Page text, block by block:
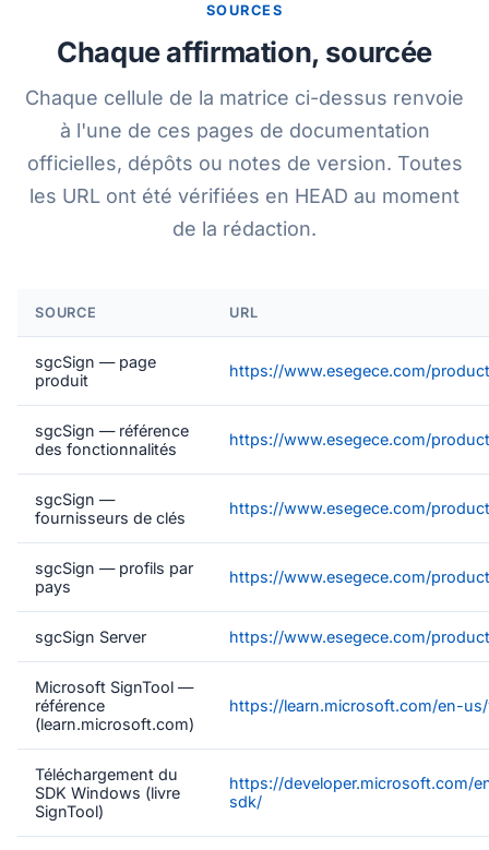
SOURCES
Chaque affirmation, sourcée
Chaque cellule de la matrice ci-dessus renvoie
à l'une de ces pages de documentation
officielles, dépôts ou notes de version. Toutes
les URL ont été vérifiées en HEAD au moment
de la rédaction.
SOURCE URL
sgcSign — page
produit
https://www.esegece.com/
sgcSign — référence
des fonctionnalités
https://www.esegece.com/
sgcSign —
fournisseurs de clés
https://www.esegece.com/
sgcSign — profils par
pays
https://www.esegece.com/
sgcSign Server https://www.esegece.com/
Microsoft SignTool —
référence
(learn.microsoft.com)
https://learn.microsoft.com/en-
Téléchargement du
SDK Windows (livre
SignTool)
https://developer.microsoft.com/
sdk/